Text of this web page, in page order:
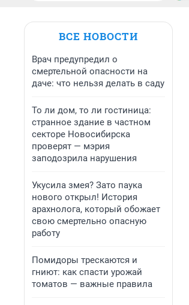
ВСЕ НОВОСТИ
Врач предупредил о
смертельной опасности на
даче: что нельзя делать в саду
То ли дом, то ли гостиница:
странное здание в частном
секторе Новосибирска
проверят — мэрия
заподозрила нарушения
Укусила змея? Зато паука
нового открыл! История
арахнолога, который обожает
свою смертельно опасную
работу
Помидоры трескаются и
гниют: как спасти урожай
томатов — важные правила